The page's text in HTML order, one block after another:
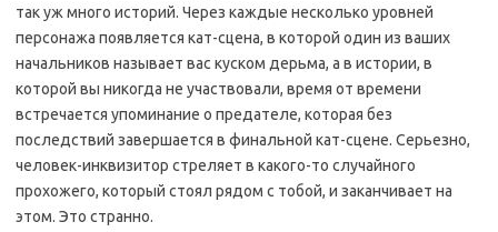
так уж много историй. Через каждые несколько уровней
персонажа появляется кат-сцена, в которой один из ваших
начальников называет вас куском дерьма, а в истории, в
которой вы никогда не участвовали, время от времени
встречается упоминание о предателе, которая без
последствий завершается в финальной кат-сцене. Серьезно,
человек-инквизитор стреляет в какого-то случайного
прохожего, который стоял рядом с тобой, и заканчивает на
этом. Это странно.